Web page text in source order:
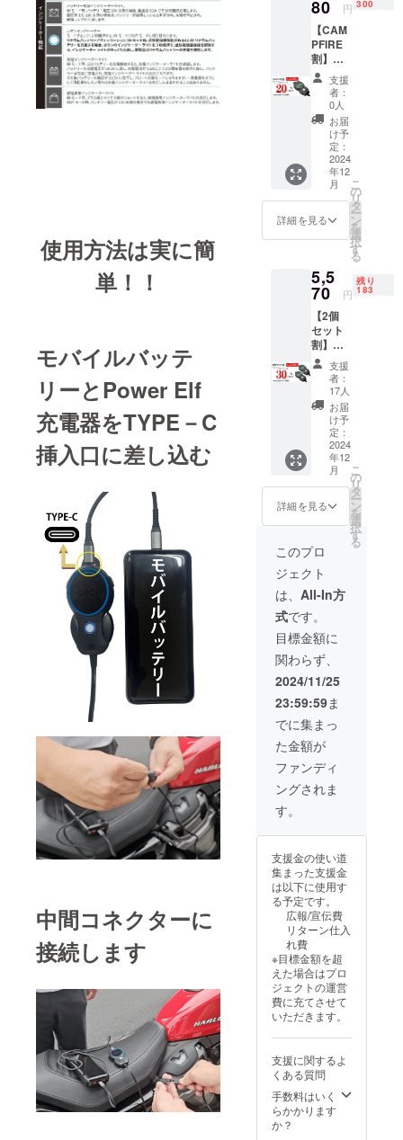
使用方法は実に簡
単！！
モバイルバッテ
リーとPower Elf
充電器をTYPE－C
挿入口に差し込む
中間コネクターに
接続します
インボ
イスが
必要な
場合
は、
CAMPF
IREメッ
セージ
にて実
行者に
直接お
問い合
わせく
ださ
注意事
項 ※税
の価格
となり
ます。
※一の位
を切り
捨てた
金額設
定と
なって
おりま
す。 ※
デザイ
ン・仕
様は変
更にな
性もご
ざいま
了承く
ださ
い。 ※
ご注文
状況、
使用部
材の供
給状
況、製
造工程
上の都
合等に
より出
荷時期
が遅れ
る場合
があり
ます。
より量
産効率
が向上
した場
合、正
規販売
販売予
定価格
より下
がる可
能性も
ます。
※商品発
送後、
在もし
くは住
TYPE-C
ケーブ
ル 取扱
説明書/
保証書
【イン
ボイ
ス】 ・
適格請
求書発
行事業
者登録
番号：
あり
（適格
請求書
の記載
のある
インボ
イスが
必要な
場合
は、
CAMPF
IREメッ
セージ
にて実
行者に
直接お
問い合
わせく
い） ・
注意事
込、送
料込み
の価格
となり
※一の位
を切り
捨てた
金額設
定と
なって
おりま
す。 ※
デザイ
ン・仕
様は変
更にな
る可能
す。ご
了承く
ださ
い。 ※
ご注文
状況、
使用部
材の供
給状
況、製
造工程
上の都
合等に
より出
荷時期
が遅れ
る場合
があり
ます。
※皆様の
込）
→3，
060円
（税
込）＋
送料全
国一律
無料 ・
付属品
車体接
続ケー
ブル
（クラ
ンプ
式） 車
ル（O型
端子）
TYPE-C
ケーブ
ル 取扱
説明書/
保証書
【イン
ボイ
ス】 ・
適格請
求書発
行事業
者登録
番号：
あり
（適格
請求書
録番号
のある
インボ
イスが
必要な
場合
は、
CAMPF
IREメッ
にて実
行者に
直接お
問い合
わせく
ださ
い） ・
込、送
料込み
の価格
となり
ます。
※一の位
を切り
捨てた
金額設
定と
なって
おりま
す。 ※
デザイ
ン・仕
様は変
更にな
る可能
性もご
ざいま
80 円 300
【CAM
PFIRE
割】限
定300名
・
「Powe
r Elf 双
方向充
電器」×
ラー：
ブラッ
ク
LED表
示色緑
色 一般
格：3，
980円
（税
込）
→3，
180円
（税
込）＋
送料全
国一律
無料 ・
付属品
車体接
続ケー
ブル
（クラ
ンプ
ケーブ
ル（O型
端子）
TYPE-C
ケーブ
ル 取扱
説明書/
保証書
【イン
ボイ
ス】 ・
適格請
求書発
行事業
者登録
番号：
あり
（適格
業者登
録番号
の記載
のある
インボ
イスが
必要な
場合
は、
CAMPF
IREメッ
セージ
にて実
行者に
直接お
わせく
ださ
い） ・
注意事
支援
者：
0人
お届
け予
定：
2024
年12
月
詳細を見る
こ
の
リ
タ
ー
ン
を
選
択
す
る
5,5
70 円
残り
183
【2個
セット
割】限
定200名
・
「Powe
r Elf 双
方向充
電器」×
ラー：
ブラッ
ク
LED表
示色緑
色 一般
販売価
格：7，
960円
（税
込）
→5，
570円
（税
込）＋
送料全
国一律
無料 ・
付属品
車体接
続ケー
ブル
（クラ
ンプ
ケーブ
端子）
TYPE-C
ケーブ
ル 取扱
説明書/
保証書
ボイ
ス】 ・
適格請
求書発
行事業
者登録
あり
（適格
請求書
発行事
業者登
支援
者：
17人
お届
け予
定：
2024
年12
月
詳細を見る
こ
の
リ
タ
ー
ン
を
選
択
す
る
このプロ
ジェクト
は、 All-In方
式です。
目標金額に
関わらず、
2024/11/25
23:59:59ま
でに集まっ
た金額が
ファンディ
ングされま
す。
支援金の使い道
集まった支援金
は以下に使用す
る予定です。
広報/宣伝費
リターン仕入
れ費
※目標金額を超
えた場合はプロ
ジェクトの運営
費に充てさせて
いただきます。
支援に関するよ
くある質問
手数料はいく
らかかります
か？